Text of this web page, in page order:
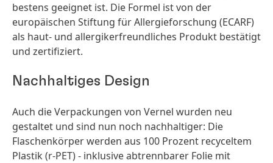
bestens geeignet ist. Die Formel ist von der
europäischen Stiftung für Allergieforschung (ECARF)
als haut- und allergikerfreundliches Produkt bestätigt
und zertifiziert.
Nachhaltiges Design
Auch die Verpackungen von Vernel wurden neu
gestaltet und sind nun noch nachhaltiger: Die
Flaschenkörper werden aus 100 Prozent recyceltem
Plastik (r-PET) - inklusive abtrennbarer Folie mit